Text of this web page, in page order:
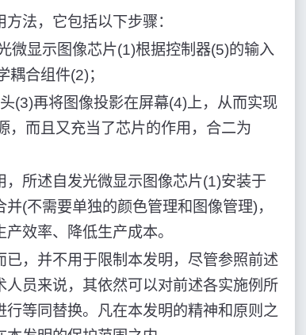
法，它包括以下步骤：
微显示图像芯片(1)根据控制器(5)的输入
合组件(2)；
(3)再将图像投影在屏幕(4)上，从而实现
，而且又充当了芯片的作用，合二为
所述自发光微显示图像芯片(1)安装于
(不需要单独的颜色管理和图像管理)，
效率、降低生产成本。
，并不用于限制本发明，尽管参照前述
员来说，其依然可以对前述各实施例所
等同替换。凡在本发明的精神和原则之